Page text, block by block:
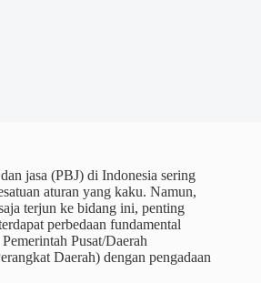
jasa (PBJ) di Indonesia sering
aturan yang kaku. Namun,
terjun ke bidang ini, penting
perbedaan fundamental
Pusat/Daerah
Daerah) dengan pengadaan